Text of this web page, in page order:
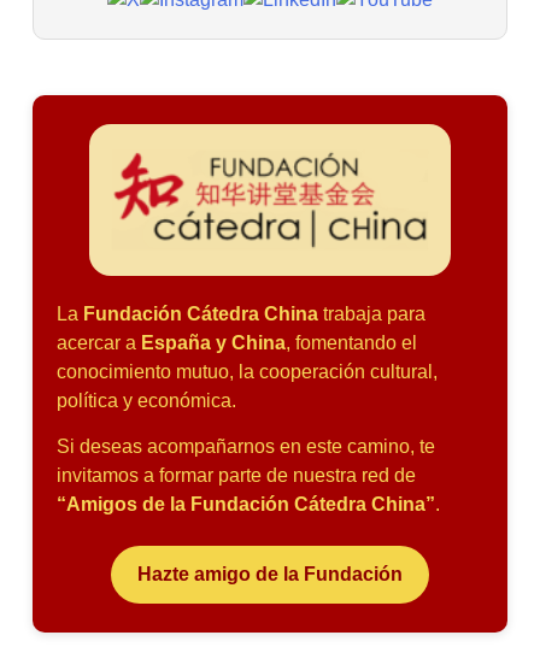
La Fundación Cátedra China trabaja para
acercar a España y China, fomentando el
conocimiento mutuo, la cooperación cultural,
política y económica.
Si deseas acompañarnos en este camino, te
invitamos a formar parte de nuestra red de
“Amigos de la Fundación Cátedra China”.
Hazte amigo de la Fundación